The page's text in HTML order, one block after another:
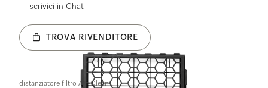
scrivici in Chat
TROVA RIVENDITORE
distanziatore filtro Air-Clean